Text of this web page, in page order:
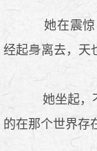
她在震惊
经起
离去，天
她坐起，
的在那个世界存